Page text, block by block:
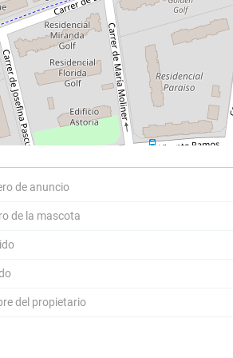
de anuncio
de la mascota
del propietario